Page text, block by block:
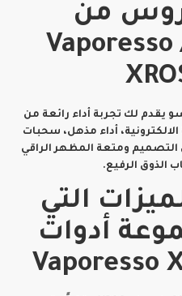
من
فايبريسو / Vaporesso
يقدم لك تجربة أداء رائعة من
أداء مذهل، سحبات
التصميم ومتعة المظهر الراقي
الذوق الرفيع.
التي
أدوات
Vaporesso